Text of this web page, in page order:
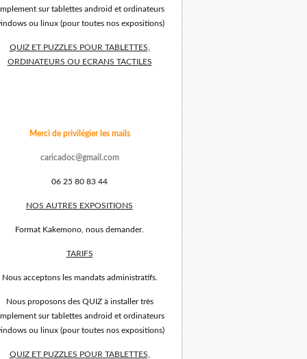
sur tablettes android et ordinateurs
ou linux (pour toutes nos expositions)
QUIZ ET PUZZLES POUR TABLETTES,
ORDINATEURS OU ECRANS TACTILES
Merci de privilégier les mails
caricadoc@gmail.com
06 25 80 83 44
NOS AUTRES EXPOSITIONS
Format Kakemono, nous demander.
TARIFS
Nous acceptons les mandats administratifs.
Nous proposons des QUIZ à installer très
sur tablettes android et ordinateurs
ou linux (pour toutes nos expositions)
QUIZ ET PUZZLES POUR TABLETTES,